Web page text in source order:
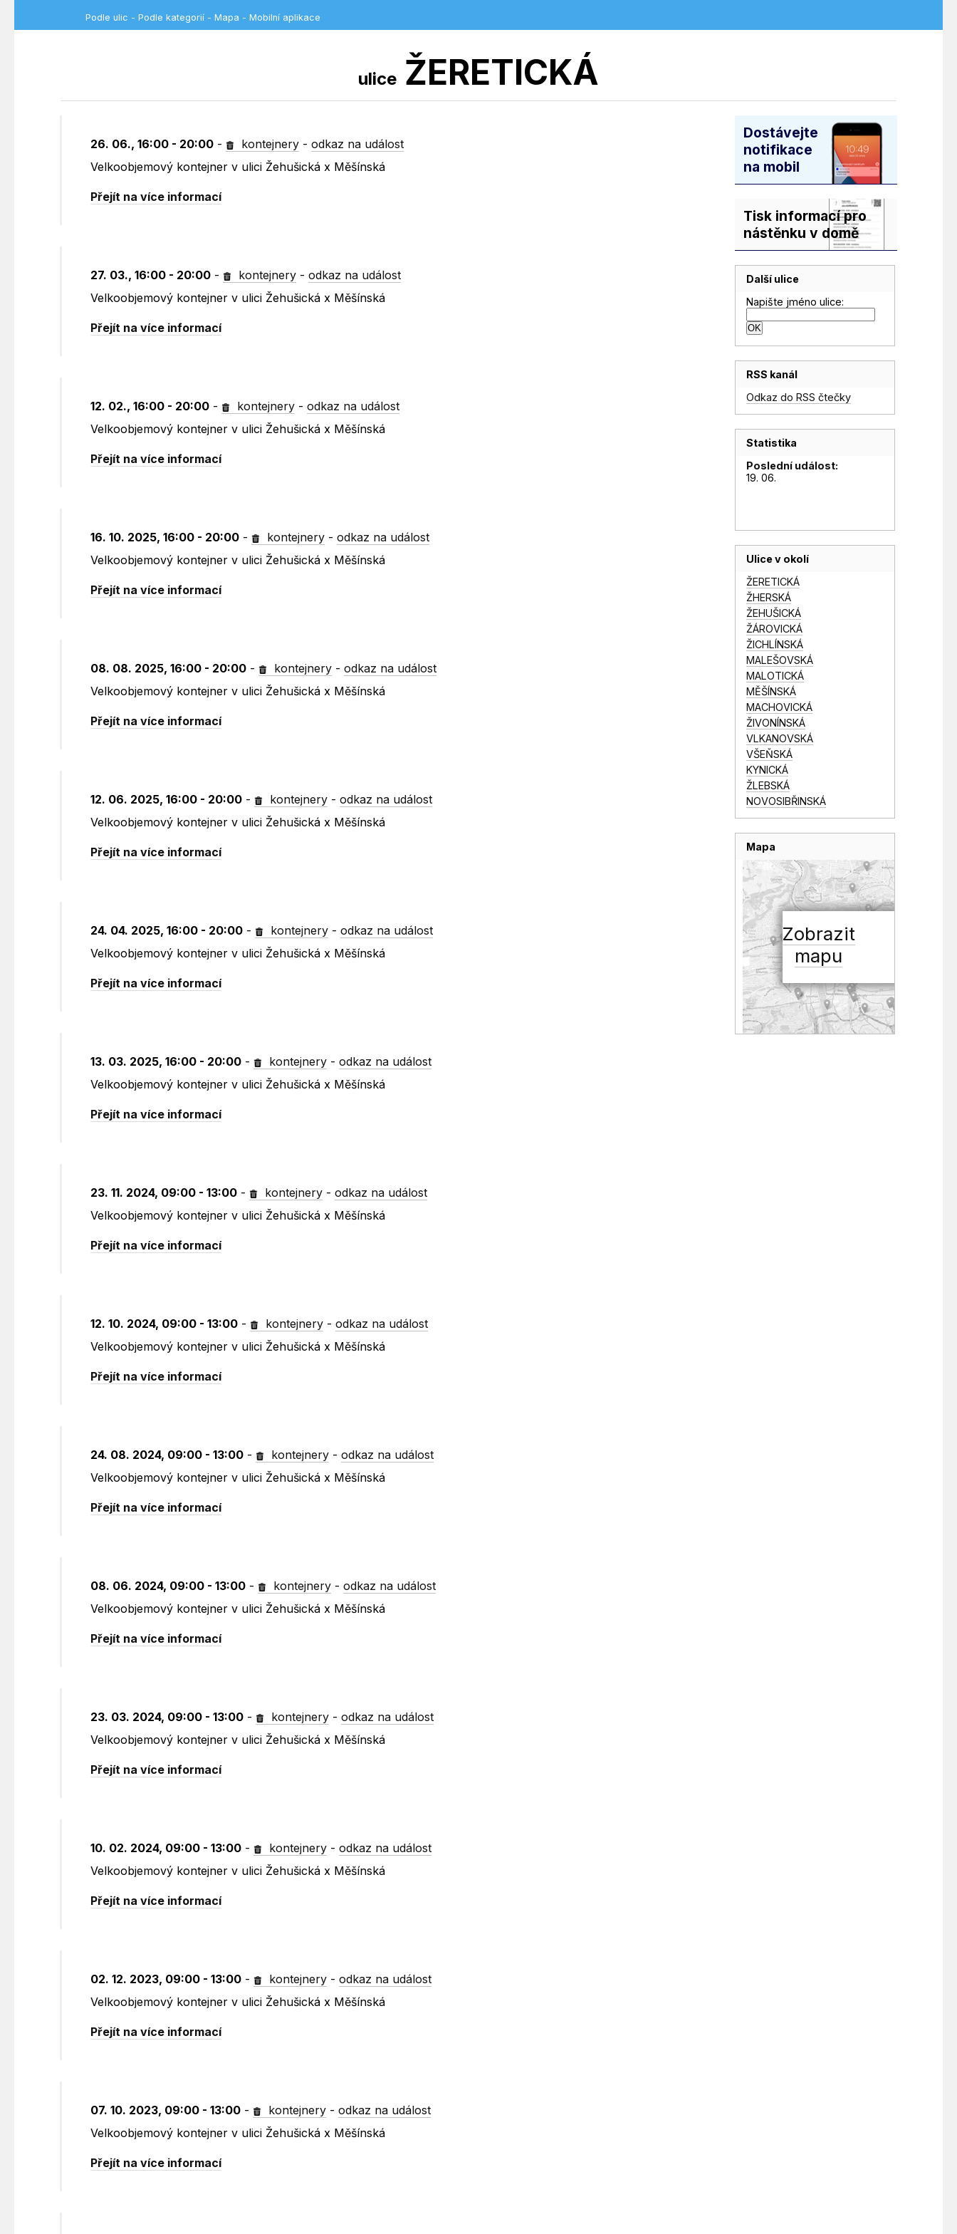
Podle ulic - Podle kategorií - Mapa - Mobilní aplikace
ulice ŽERETICKÁ
26. 06., 16:00 - 20:00 - kontejnery -odkaz na událost
Velkoobjemový kontejner v ulici Žehušická x Měšínská
Přejít na více informací
27. 03., 16:00 - 20:00 - kontejnery -odkaz na událost
Velkoobjemový kontejner v ulici Žehušická x Měšínská
Přejít na více informací
12. 02., 16:00 - 20:00 - kontejnery -odkaz na událost
Velkoobjemový kontejner v ulici Žehušická x Měšínská
Přejít na více informací
16. 10. 2025, 16:00 - 20:00 - kontejnery -odkaz na událost
Velkoobjemový kontejner v ulici Žehušická x Měšínská
Přejít na více informací
08. 08. 2025, 16:00 - 20:00 - kontejnery -odkaz na událost
Velkoobjemový kontejner v ulici Žehušická x Měšínská
Přejít na více informací
12. 06. 2025, 16:00 - 20:00 - kontejnery -odkaz na událost
Velkoobjemový kontejner v ulici Žehušická x Měšínská
Přejít na více informací
24. 04. 2025, 16:00 - 20:00 - kontejnery -odkaz na událost
Velkoobjemový kontejner v ulici Žehušická x Měšínská
Přejít na více informací
13. 03. 2025, 16:00 - 20:00 - kontejnery -odkaz na událost
Velkoobjemový kontejner v ulici Žehušická x Měšínská
Přejít na více informací
23. 11. 2024, 09:00 - 13:00 - kontejnery -odkaz na událost
Velkoobjemový kontejner v ulici Žehušická x Měšínská
Přejít na více informací
12. 10. 2024, 09:00 - 13:00 - kontejnery -odkaz na událost
Velkoobjemový kontejner v ulici Žehušická x Měšínská
Přejít na více informací
24. 08. 2024, 09:00 - 13:00 - kontejnery -odkaz na událost
Velkoobjemový kontejner v ulici Žehušická x Měšínská
Přejít na více informací
08. 06. 2024, 09:00 - 13:00 - kontejnery -odkaz na událost
Velkoobjemový kontejner v ulici Žehušická x Měšínská
Přejít na více informací
23. 03. 2024, 09:00 - 13:00 - kontejnery -odkaz na událost
Velkoobjemový kontejner v ulici Žehušická x Měšínská
Přejít na více informací
10. 02. 2024, 09:00 - 13:00 - kontejnery -odkaz na událost
Velkoobjemový kontejner v ulici Žehušická x Měšínská
Přejít na více informací
02. 12. 2023, 09:00 - 13:00 - kontejnery -odkaz na událost
Velkoobjemový kontejner v ulici Žehušická x Měšínská
Přejít na více informací
07. 10. 2023, 09:00 - 13:00 - kontejnery -odkaz na událost
Velkoobjemový kontejner v ulici Žehušická x Měšínská
Přejít na více informací
Dostávejte
notifikace
na mobil
Tisk informací pro
nástěnku v domě
Další ulice
Napište jméno ulice:
RSS kanál
Odkaz do RSS čtečky
Statistika
Poslední událost:
19. 06.
Ulice v okolí
ŽERETICKÁ
ŽHERSKÁ
ŽEHUŠICKÁ
ŽÁROVICKÁ
ŽICHLÍNSKÁ
MALEŠOVSKÁ
MALOTICKÁ
MĚŠÍNSKÁ
MACHOVICKÁ
ŽIVONÍNSKÁ
VLKANOVSKÁ
VŠEŇSKÁ
KYNICKÁ
ŽLEBSKÁ
NOVOSIBŘINSKÁ
Mapa
Zobrazit
mapu